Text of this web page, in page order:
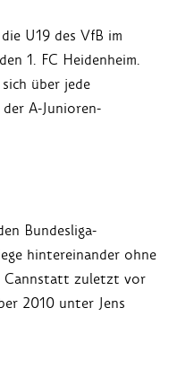
U19 des VfB im
1. FC Heidenheim.
über jede
A-Junioren-
Bundesliga-
hintereinander ohne
Cannstatt zuletzt vor
2010 unter Jens